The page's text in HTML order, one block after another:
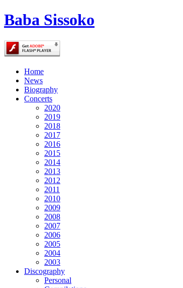
Baba Sissoko
Home
News
Biography
Concerts
2020
2019
2018
2017
2016
2015
2014
2013
2012
2011
2010
2009
2008
2007
2006
2005
2004
2003
Discography
Personal